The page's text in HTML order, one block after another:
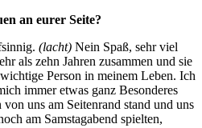
an eurer Seite?
(lacht) Nein Spaß, sehr viel
als zehn Jahren zusammen und sie
Person in meinem Leben. Ich
immer etwas ganz Besonderes
uns am Seitenrand stand und uns
am Samstagabend spielten,